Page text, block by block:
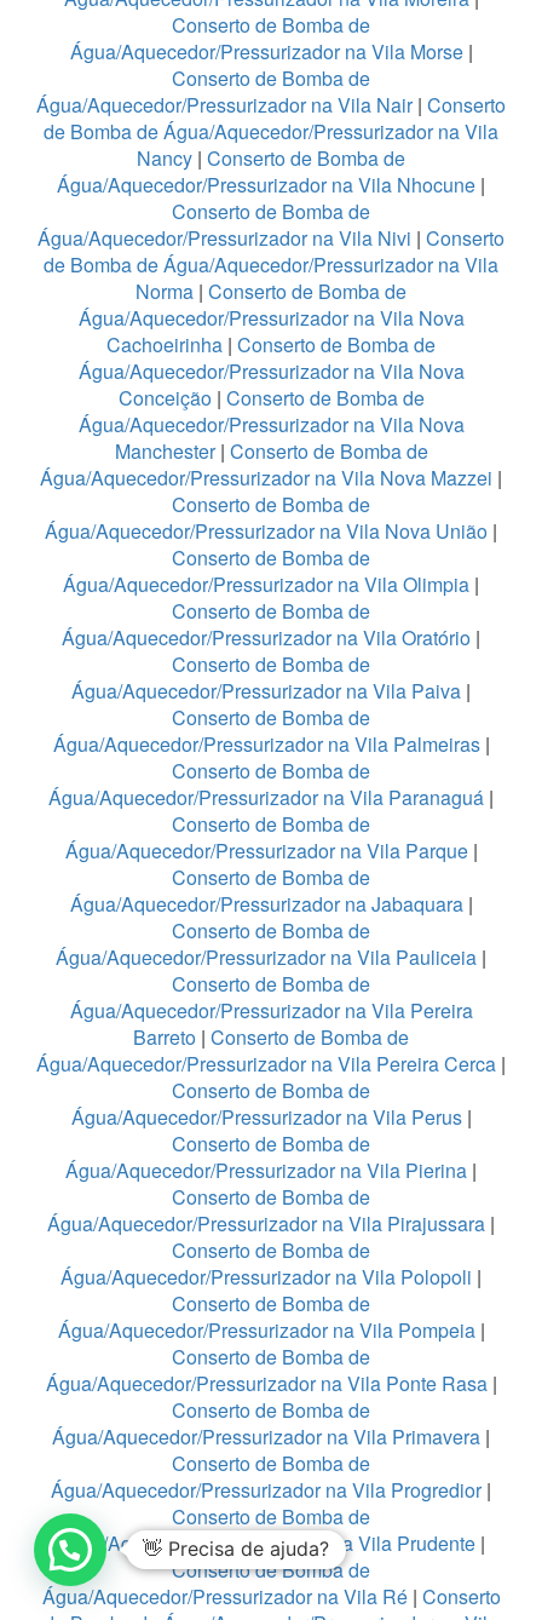
Conserto de Bomba de
Água/Aquecedor/Pressurizador na Vila Morse|
Conserto de Bomba de
Água/Aquecedor/Pressurizador na Vila Nair| Conserto
de Bomba de Água/Aquecedor/Pressurizador na Vila
Nancy | Conserto de Bomba de
Água/Aquecedor/Pressurizador na Vila Nhocune |
Conserto de Bomba de
Água/Aquecedor/Pressurizador na Vila Nivi | Conserto
de Bomba de Água/Aquecedor/Pressurizador na Vila
Norma | Conserto de Bomba de
Água/Aquecedor/Pressurizador na Vila Nova
Cachoeirinha | Conserto de Bomba de
Água/Aquecedor/Pressurizador na Vila Nova
Conceição| Conserto de Bomba de
Água/Aquecedor/Pressurizador na Vila Nova
Manchester| Conserto de Bomba de
Água/Aquecedor/Pressurizador na Vila Nova Mazzei |
Conserto de Bomba de
Água/Aquecedor/Pressurizador na Vila Nova União |
Conserto de Bomba de
Água/Aquecedor/Pressurizador na Vila Olimpia |
Conserto de Bomba de
Água/Aquecedor/Pressurizador na Vila Oratório |
Conserto de Bomba de
Água/Aquecedor/Pressurizador na Vila Paiva |
Conserto de Bomba de
Água/Aquecedor/Pressurizador na Vila Palmeiras|
Conserto de Bomba de
Água/Aquecedor/Pressurizador na Vila Paranaguá |
Conserto de Bomba de
Água/Aquecedor/Pressurizador na Vila Parque|
Conserto de Bomba de
Água/Aquecedor/Pressurizador na Jabaquara|
Conserto de Bomba de
Água/Aquecedor/Pressurizador na Vila Pauliceia |
Conserto de Bomba de
Água/Aquecedor/Pressurizador na Vila Pereira
Barreto | Conserto de Bomba de
Água/Aquecedor/Pressurizador na Vila Pereira Cerca |
Conserto de Bomba de
Água/Aquecedor/Pressurizador na Vila Perus|
Conserto de Bomba de
Água/Aquecedor/Pressurizador na Vila Pierina |
Conserto de Bomba de
Água/Aquecedor/Pressurizador na Vila Pirajussara |
Conserto de Bomba de
Água/Aquecedor/Pressurizador na Vila Polopoli |
Conserto de Bomba de
Água/Aquecedor/Pressurizador na Vila Pompeia|
Conserto de Bomba de
Água/Aquecedor/Pressurizador na Vila Ponte Rasa|
Conserto de Bomba de
Água/Aquecedor/Pressurizador na Vila Primavera |
Conserto de Bomba de
Água/Aquecedor/Pressurizador na Vila Progredior|
Conserto de Bomba de
Água/Aquecedor/Pressurizador na Vila Prudente |
Conserto de Bomba de
Água/Aquecedor/Pressurizador na Vila Ré| Conserto
👋 Precisa de ajuda?